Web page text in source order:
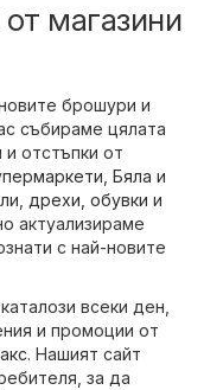
магазини
брошури и
събираме цялата
отстъпки от
Бяла и
дрехи, обувки и
актуализираме
с най-новите
всеки ден,
и промоции от
. Нашият сайт
за да